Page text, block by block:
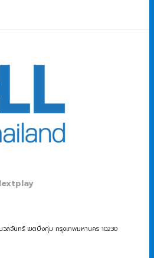
ลจันทร์ เขตบึงกุ่ม กรุงเทพมหานคร 10230